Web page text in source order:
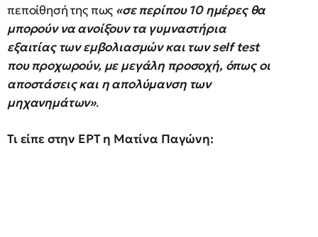
πεποίθησή της πως «σε περίπου 10 ημέρες θα
μπορούν να ανοίξουν τα γυμναστήρια
εξαιτίας των εμβολιασμών και των self test
που προχωρούν, με μεγάλη προσοχή, όπως οι
αποστάσεις και η απολύμανση των
μηχανημάτων».
Τι είπε στην ΕΡΤ η Ματίνα Παγώνη: